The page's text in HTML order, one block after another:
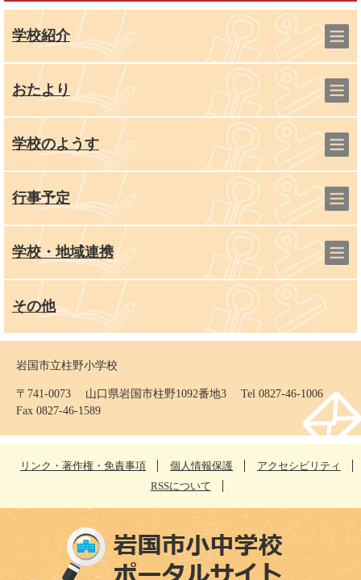
学校紹介
おたより
学校のようす
行事予定
学校・地域連携
その他
岩国市立柱野小学校
〒741-0073 山口県岩国市柱野1092番地3 Tel 0827-46-1006
Fax 0827-46-1589
リンク・著作権・免責事項 個人情報保護
アクセシビリティ
RSSについて